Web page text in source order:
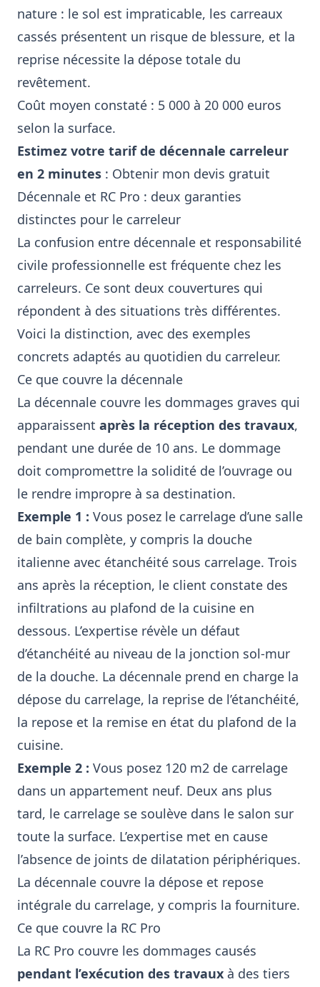
nature : le sol est impraticable, les carreaux
cassés présentent un risque de blessure, et la
reprise nécessite la dépose totale du
revêtement.
Coût moyen constaté : 5 000 à 20 000 euros
selon la surface.
Estimez votre tarif de décennale carreleur
en 2 minutes : Obtenir mon devis gratuit
Décennale et RC Pro : deux garanties
distinctes pour le carreleur
La confusion entre décennale et responsabilité
civile professionnelle est fréquente chez les
carreleurs. Ce sont deux couvertures qui
répondent à des situations très différentes.
Voici la distinction, avec des exemples
concrets adaptés au quotidien du carreleur.
Ce que couvre la décennale
La décennale couvre les dommages graves qui
apparaissent après la réception des travaux,
pendant une durée de 10 ans. Le dommage
doit compromettre la solidité de l’ouvrage ou
le rendre impropre à sa destination.
Exemple 1 : Vous posez le carrelage d’une salle
de bain complète, y compris la douche
italienne avec étanchéité sous carrelage. Trois
ans après la réception, le client constate des
infiltrations au plafond de la cuisine en
dessous. L’expertise révèle un défaut
d’étanchéité au niveau de la jonction sol-mur
de la douche. La décennale prend en charge la
dépose du carrelage, la reprise de l’étanchéité,
la repose et la remise en état du plafond de la
cuisine.
Exemple 2 : Vous posez 120 m2 de carrelage
dans un appartement neuf. Deux ans plus
tard, le carrelage se soulève dans le salon sur
toute la surface. L’expertise met en cause
l’absence de joints de dilatation périphériques.
La décennale couvre la dépose et repose
intégrale du carrelage, y compris la fourniture.
Ce que couvre la RC Pro
La RC Pro couvre les dommages causés
pendant l’exécution des travaux à des tiers